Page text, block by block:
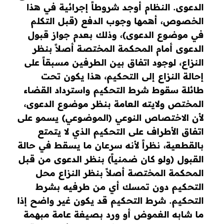
الدعوى. النظام أوجد شروطاً إجرائية في هذا
الخصوص، أهمها وجوب الدفع (قبل التكلم
في موضوع الدعوى)، وذلك بعدم جواز قبول
الدعوى أمام المحكمة المختصة أصلاً بنظر
النزاع، لوجود اتفاق بين الطرفين مسبقاً على
إحالة النزاع إلى التحكيم، هذا يكون تحت
طائلة سقوط شرط التحكيم واسترداد القضاء
المختص ولايته العامة بنظر موضوع الدعوى،
لأن الاختصاص النوعي (الموضوعي) يسمو على
اتفاق الأطراف على التحكيم الذي لا يتمتع
بالقطعية، نظراً لأنه سرعان ما يسقط في حالة
القبول (ولو كان ضمنياً) بنظر الدعوى من قبل
المحكمة المختصة أصلاً بنظر النزاع محل
التحكيم دون تمسك أي من طرفيه بشرط
التحكيم. شرط التحكيم قد يكون غير واضح إذا
ما شابه الغموض أو ورد بصيغة عامة مبهمة